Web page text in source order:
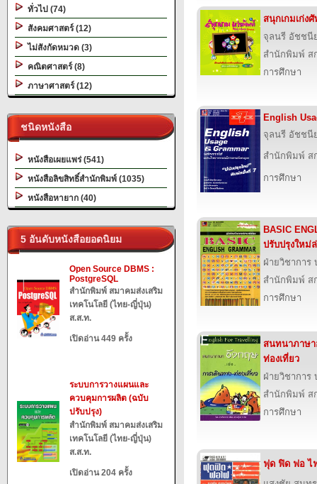
ทั่วไป (74)
สังคมศาสตร์ (12)
ไม่สังกัดหมวด (3)
คณิตศาสตร์ (8)
ภาษาศาสตร์ (12)
ชนิดหนังสือ
หนังสือเผยแพร่ (541)
หนังสือลิขสิทธิ์สำนักพิมพ์ (1035)
หนังสือหายาก (40)
5 อันดับหนังสือยอดนิยม
Open Source DBMS :
PostgreSQL
สำนักพิมพ์ สมาคมส่งเสริม
เทคโนโลยี (ไทย-ญี่ปุ่น)
ส.ส.ท.
เปิดอ่าน 449 ครั้ง
ระบบการวางแผนและ
ควบคุมการผลิต (ฉบับ
ปรับปรุง)
สำนักพิมพ์ สมาคมส่งเสริม
เทคโนโลยี (ไทย-ญี่ปุ่น)
ส.ส.ท.
เปิดอ่าน 204 ครั้ง
สนุกเกมเก่ง
จุลนรี อัชชนี
สำนักพิมพ์ ส
การศึกษา
English
จุลนรี อัชชนี
สำนักพิมพ์ ส
การศึกษา
BASIC
ปรับปรุงใหม่
ฝ่ายวิชาการ
สำนักพิมพ์ ส
การศึกษา
สนทนาภาษา
ท่องเที่ยว
ฝ่ายวิชาการ
สำนักพิมพ์ ส
การศึกษา
ฟุด ฟิด ฟอ ไ